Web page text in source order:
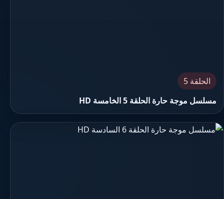
الحلقة 5
مسلسل موجة حارة الحلقة 5 الخامسة HD